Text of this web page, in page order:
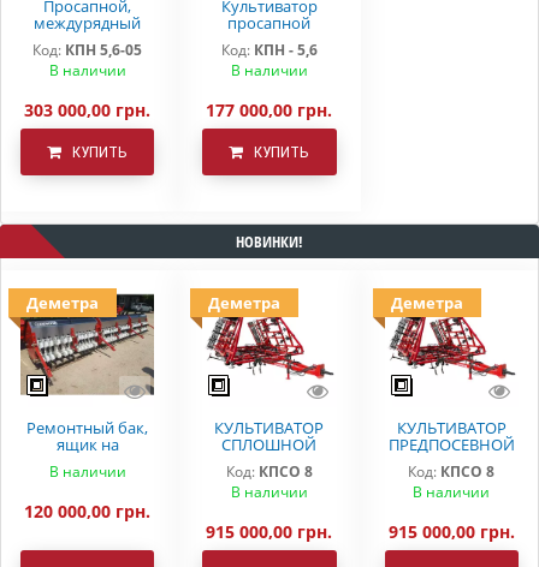
Просапной,
междурядный
культиватор КРН
5.6 Деметра на S-
образной стойке
Код: КПН 5,6-05
В наличии
303 000,00 грн.
КУПИТЬ
Культиватор
просапной
КПН-5,6 (без
системы
внесения
Код: КПН - 5,6
В наличии
177 000,00 грн.
КУПИТЬ
НОВИНКИ!
Деметра
Ремонтный бак,
ящик на
вариаторную
сеялку СЗ 5.4
В наличии
120 000,00 грн.
Деметра
КУЛЬТИВАТОР
СПЛОШНОЙ
ОБРАБОТКИ
ДЕМЕТРА КПСО-8
Код: КПСО 8
В наличии
915 000,00 грн.
Деметра
КУЛЬТИВАТОР
ПРЕДПОСЕВНОЙ
ОБРАБОТКИ
КПСО-8 ДЕМЕТРА
Код: КПСО 8
В наличии
915 000,00 грн.